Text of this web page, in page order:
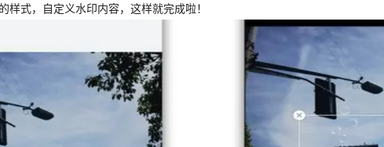
样式，自定义水印内容， 这样就完成啦！